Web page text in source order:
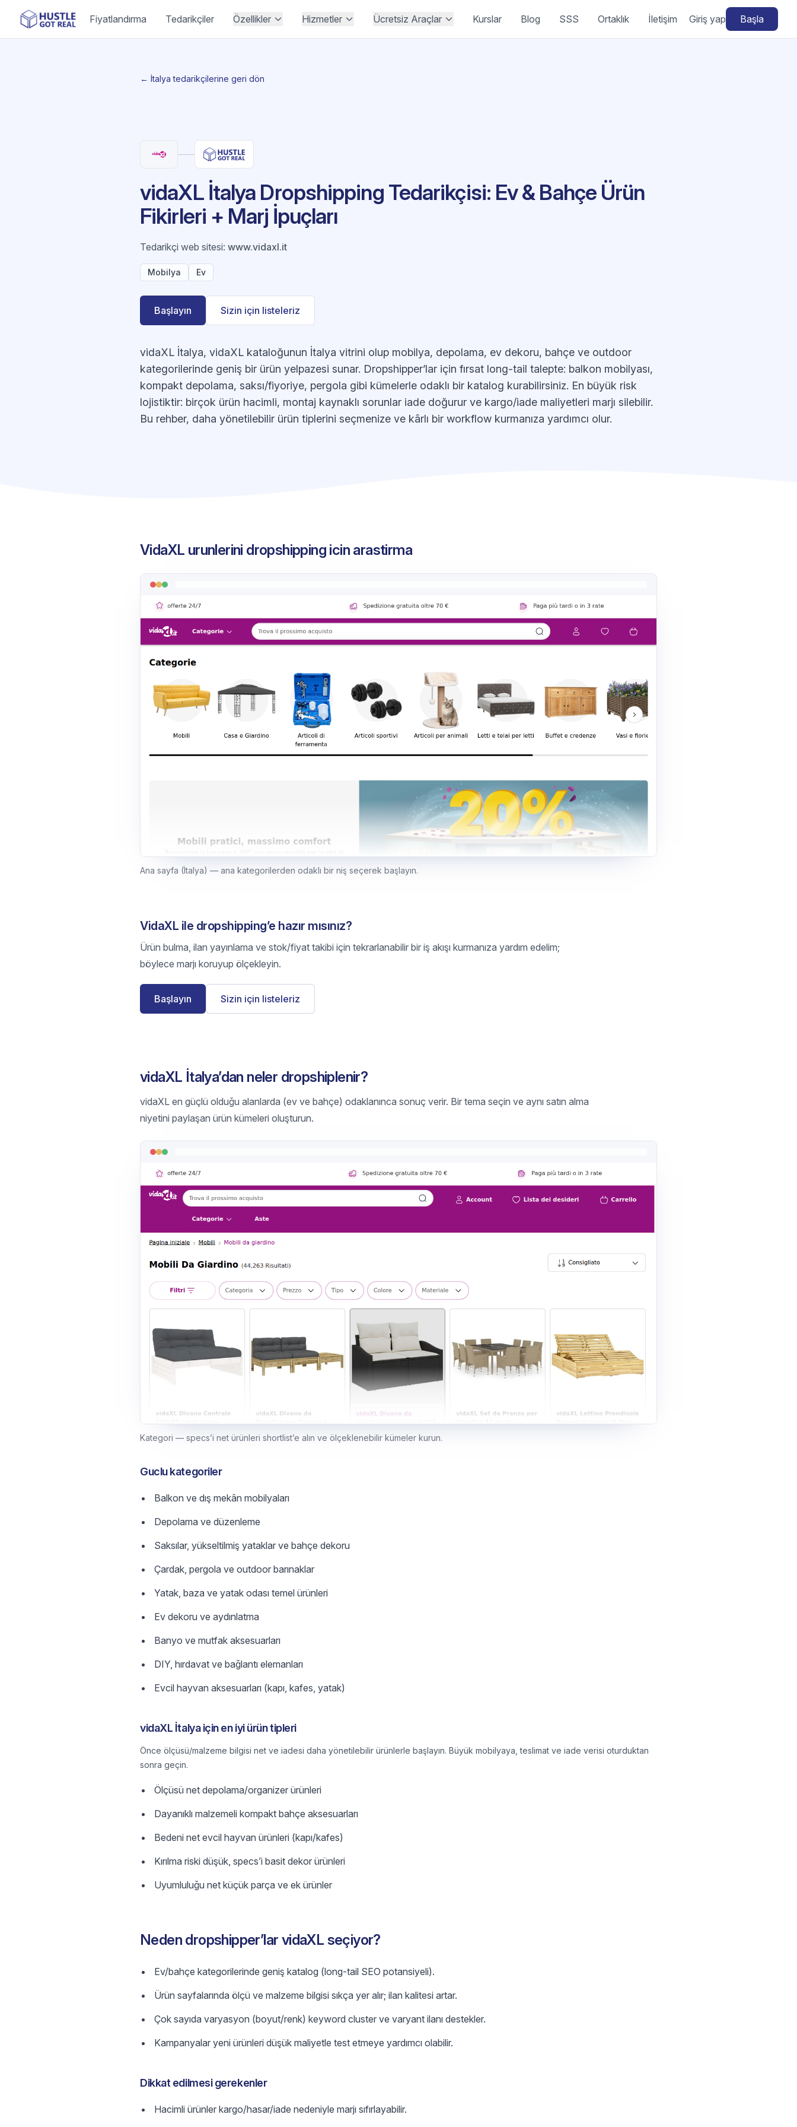
Fiyatlandırma Tedarikçiler Özellikler Hizmetler Ücretsiz Araçlar Kurslar Blog SSS Ortaklık İletişim Giriş yap Başla
← İtalya tedarikçilerine geri dön
vidaXL İtalya Dropshipping Tedarikçisi: Ev & Bahçe Ürün
Fikirleri + Marj İpuçları
Tedarikçi web sitesi: www.vidaxl.it
Mobilya Ev
Başlayın Sizin için listeleriz
vidaXL İtalya, vidaXL kataloğunun İtalya vitrini olup mobilya, depolama, ev dekoru, bahçe ve outdoor
kategorilerinde geniş bir ürün yelpazesi sunar. Dropshipper’lar için fırsat long-tail talepte: balkon mobilyası,
kompakt depolama, saksı/fiyoriye, pergola gibi kümelerle odaklı bir katalog kurabilirsiniz. En büyük risk
lojistiktir: birçok ürün hacimli, montaj kaynaklı sorunlar iade doğurur ve kargo/iade maliyetleri marjı silebilir.
Bu rehber, daha yönetilebilir ürün tiplerini seçmenize ve kârlı bir workflow kurmanıza yardımcı olur.
VidaXL urunlerini dropshipping icin arastirma
Ana sayfa (İtalya) — ana kategorilerden odaklı bir niş seçerek başlayın.
VidaXL ile dropshipping’e hazır mısınız?
Ürün bulma, ilan yayınlama ve stok/fiyat takibi için tekrarlanabilir bir iş akışı kurmanıza yardım edelim;
böylece marjı koruyup ölçekleyin.
Başlayın Sizin için listeleriz
vidaXL İtalya’dan neler dropshiplenir?
vidaXL en güçlü olduğu alanlarda (ev ve bahçe) odaklanınca sonuç verir. Bir tema seçin ve aynı satın alma
niyetini paylaşan ürün kümeleri oluşturun.
Kategori — specs’i net ürünleri shortlist’e alın ve ölçeklenebilir kümeler kurun.
Guclu kategoriler
Balkon ve dış mekân mobilyaları
Depolama ve düzenleme
Saksılar, yükseltilmiş yataklar ve bahçe dekoru
Çardak, pergola ve outdoor barınaklar
Yatak, baza ve yatak odası temel ürünleri
Ev dekoru ve aydınlatma
Banyo ve mutfak aksesuarları
DIY, hırdavat ve bağlantı elemanları
Evcil hayvan aksesuarları (kapı, kafes, yatak)
vidaXL İtalya için en iyi ürün tipleri
Önce ölçüsü/malzeme bilgisi net ve iadesi daha yönetilebilir ürünlerle başlayın. Büyük mobilyaya, teslimat ve iade verisi oturduktan
sonra geçin.
Ölçüsü net depolama/organizer ürünleri
Dayanıklı malzemeli kompakt bahçe aksesuarları
Bedeni net evcil hayvan ürünleri (kapı/kafes)
Kırılma riski düşük, specs’i basit dekor ürünleri
Uyumluluğu net küçük parça ve ek ürünler
Neden dropshipper’lar vidaXL seçiyor?
Ev/bahçe kategorilerinde geniş katalog (long-tail SEO potansiyeli).
Ürün sayfalarında ölçü ve malzeme bilgisi sıkça yer alır; ilan kalitesi artar.
Çok sayıda varyasyon (boyut/renk) keyword cluster ve varyant ilanı destekler.
Kampanyalar yeni ürünleri düşük maliyetle test etmeye yardımcı olabilir.
Dikkat edilmesi gerekenler
Hacimli ürünler kargo/hasar/iade nedeniyle marjı sıfırlayabilir.